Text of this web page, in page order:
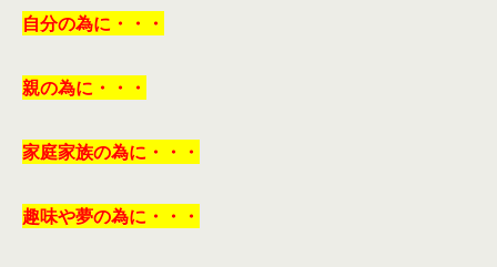
自分の為に・・・
親の為に・・・
家庭家族の為に・・・
趣味や夢の為に・・・